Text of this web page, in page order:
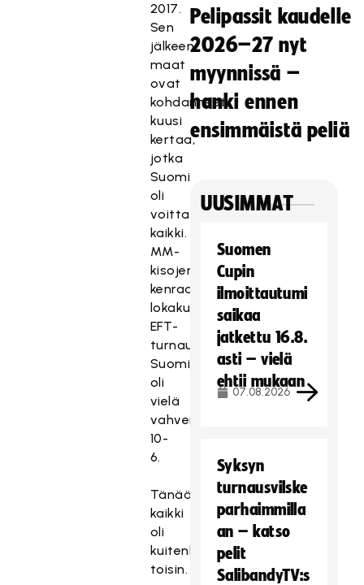
2017.
Sen
jälkeen
maat
ovat
kohdanneet
kuusi
kertaa,
jotka
Suomi
oli
voittanut
kaikki.
MM-
kisojen
kenraaliharjoituksessa,
lokakuun
EFT-
turnauksessa,
Suomi
oli
vielä
vahvempi
10-
6.
Tänään
kaikki
oli
kuitenkin
toisin.
Pelipassit kaudelle
2026–27 nyt
myynnissä –
hanki ennen
ensimmäistä peliä
UUSIMMAT
Suomen
Cupin
ilmoittautumi
saikaa
jatkettu 16.8.
asti – vielä
ehtii mukaan
07.08.2026
Syksyn
turnausvilske
parhaimmilla
an – katso
pelit
SalibandyTV:s